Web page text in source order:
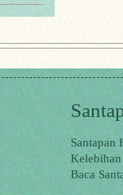
Santapan
Kelebihan
Baca